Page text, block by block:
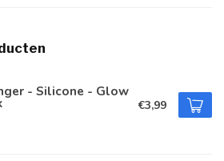
- Silicone - Glow
€3,99